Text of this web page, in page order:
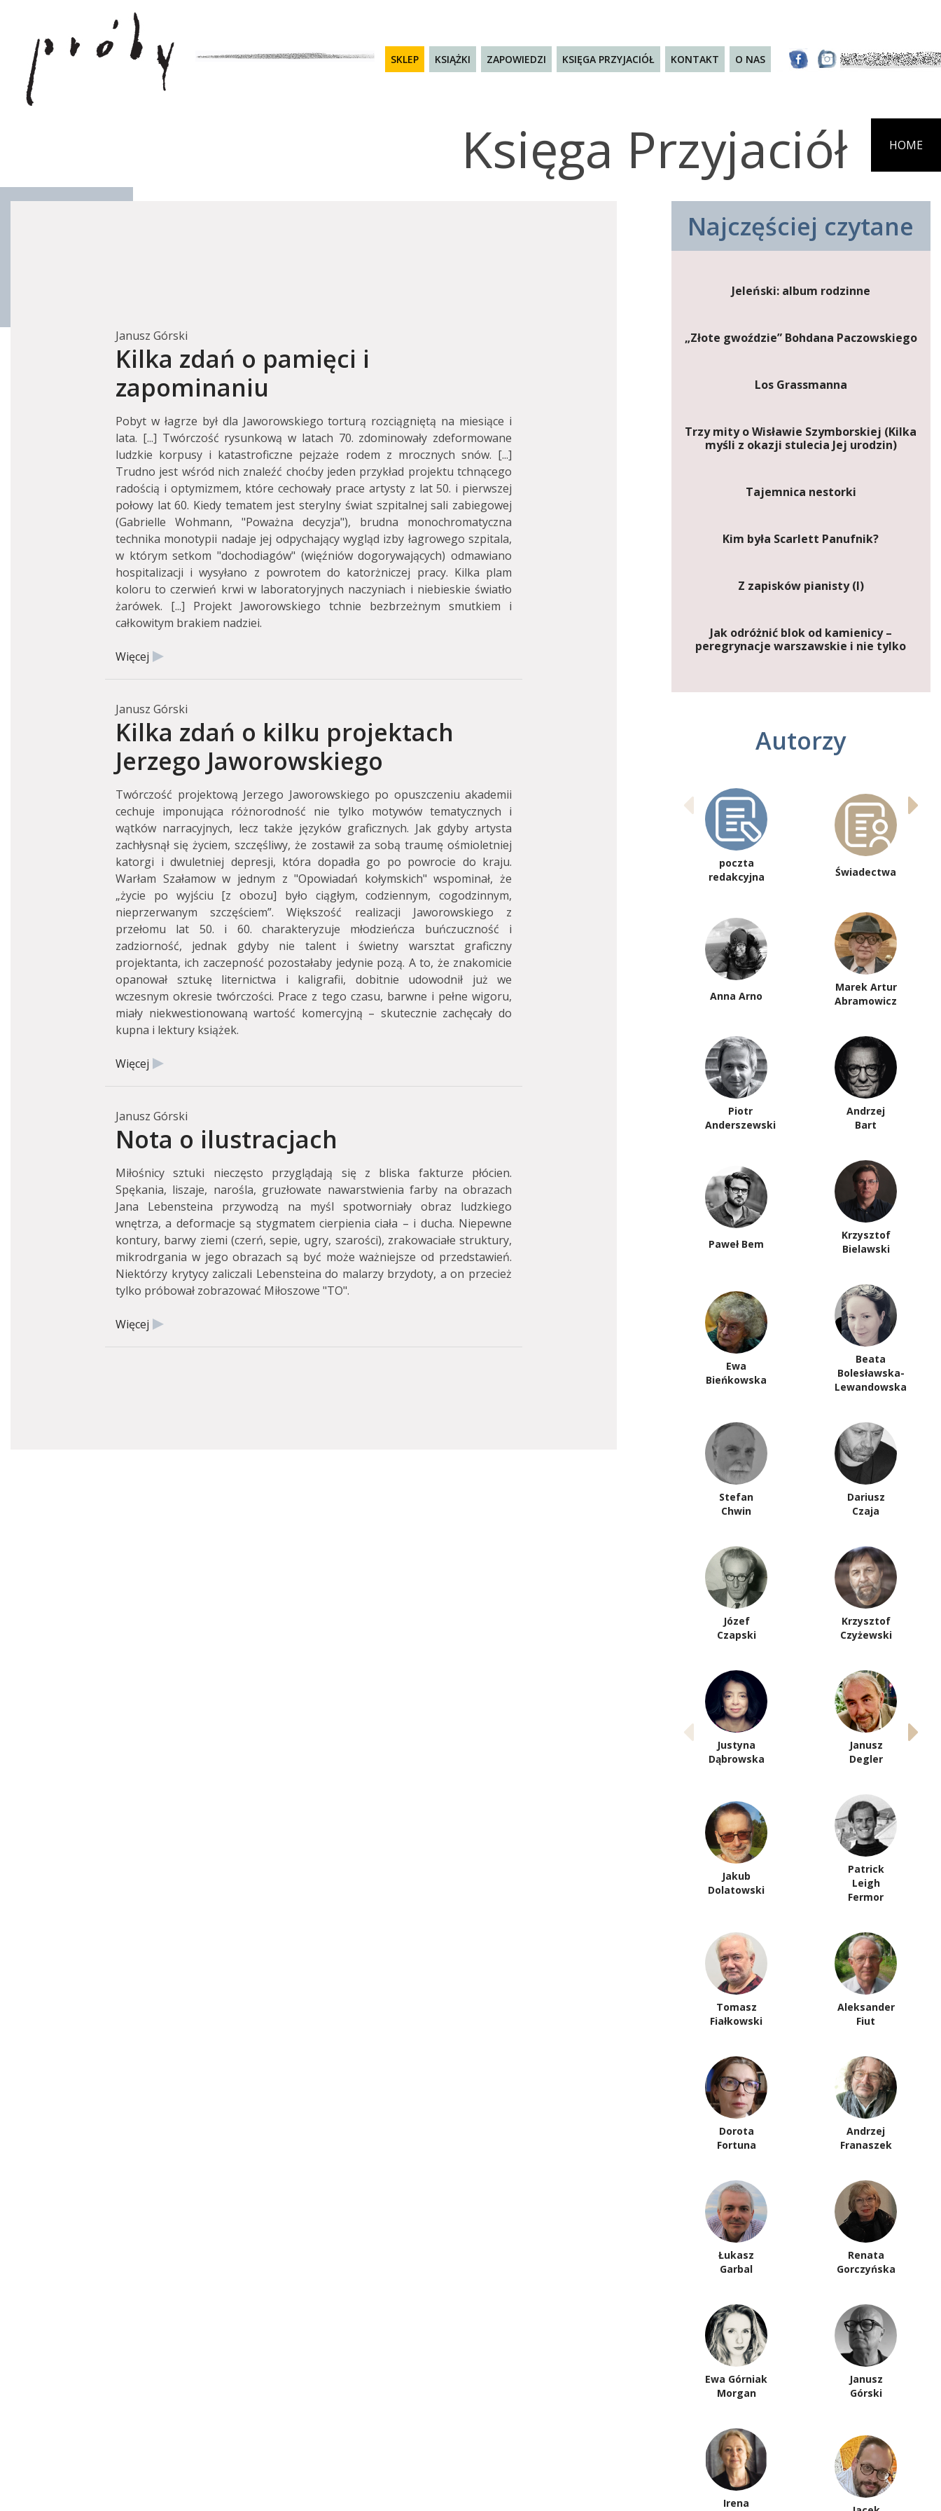
SKLEP KSIĄŻKI ZAPOWIEDZI KSIĘGA PRZYJACIÓŁ KONTAKT O NAS
HOME
Księga Przyjaciół
Janusz Górski
Kilka zdań o pamięci i
zapominaniu
Pobyt w łagrze był dla Jaworowskiego torturą rozciągniętą na miesiące i
lata. [...] Twórczość rysunkową w latach 70. zdominowały zdeformowane
ludzkie korpusy i katastroficzne pejzaże rodem z mrocznych snów. [...]
Trudno jest wśród nich znaleźć choćby jeden przykład projektu tchnącego
radością i optymizmem, które cechowały prace artysty z lat 50. i pierwszej
połowy lat 60. Kiedy tematem jest sterylny świat szpitalnej sali zabiegowej
(Gabrielle Wohmann, "Poważna decyzja"), brudna monochromatyczna
technika monotypii nadaje jej odpychający wygląd izby łagrowego szpitala,
w którym setkom "dochodiagów" (więźniów dogorywających) odmawiano
hospitalizacji i wysyłano z powrotem do katorżniczej pracy. Kilka plam
koloru to czerwień krwi w laboratoryjnych naczyniach i niebieskie światło
żarówek. [...] Projekt Jaworowskiego tchnie bezbrzeżnym smutkiem i
całkowitym brakiem nadziei.
Więcej
Janusz Górski
Kilka zdań o kilku projektach
Jerzego Jaworowskiego
Twórczość projektową Jerzego Jaworowskiego po opuszczeniu akademii
cechuje imponująca różnorodność nie tylko motywów tematycznych i
wątków narracyjnych, lecz także języków graficznych. Jak gdyby artysta
zachłysnął się życiem, szczęśliwy, że zostawił za sobą traumę ośmioletniej
katorgi i dwuletniej depresji, która dopadła go po powrocie do kraju.
Warłam Szałamow w jednym z "Opowiadań kołymskich" wspominał, że
„życie po wyjściu [z obozu] było ciągłym, codziennym, cogodzinnym,
nieprzerwanym szczęściem”. Większość realizacji Jaworowskiego z
przełomu lat 50. i 60. charakteryzuje młodzieńcza buńczuczność i
zadziorność, jednak gdyby nie talent i świetny warsztat graficzny
projektanta, ich zaczepność pozostałaby jedynie pozą. A to, że znakomicie
opanował sztukę liternictwa i kaligrafii, dobitnie udowodnił już we
wczesnym okresie twórczości. Prace z tego czasu, barwne i pełne wigoru,
miały niekwestionowaną wartość komercyjną – skutecznie zachęcały do
kupna i lektury książek.
Więcej
Janusz Górski
Nota o ilustracjach
Miłośnicy sztuki nieczęsto przyglądają się z bliska fakturze płócien.
Spękania, liszaje, narośla, gruzłowate nawarstwienia farby na obrazach
Jana Lebensteina przywodzą na myśl spotworniały obraz ludzkiego
wnętrza, a deformacje są stygmatem cierpienia ciała – i ducha. Niepewne
kontury, barwy ziemi (czerń, sepie, ugry, szarości), zrakowaciałe struktury,
mikrodrgania w jego obrazach są być może ważniejsze od przedstawień.
Niektórzy krytycy zaliczali Lebensteina do malarzy brzydoty, a on przecież
tylko próbował zobrazować Miłoszowe "TO".
Więcej
Najczęściej czytane
Jeleński: album rodzinne
„Złote gwoździe” Bohdana Paczowskiego
Los Grassmanna
Trzy mity o Wisławie Szymborskiej (Kilka
myśli z okazji stulecia Jej urodzin)
Tajemnica nestorki
Kim była Scarlett Panufnik?
Z zapisków pianisty (I)
Jak odróżnić blok od kamienicy –
peregrynacje warszawskie i nie tylko
Autorzy
poczta
redakcyjna
Świadectwa
Anna Arno
Marek Artur
Abramowicz
Piotr
Anderszewski
Andrzej
Bart
Paweł Bem
Krzysztof
Bielawski
Ewa
Bieńkowska
Beata
Bolesławska-
Lewandowska
Stefan
Chwin
Dariusz
Czaja
Józef
Czapski
Krzysztof
Czyżewski
Justyna
Dąbrowska
Janusz
Degler
Jakub
Dolatowski
Patrick
Leigh
Fermor
Tomasz
Fiałkowski
Aleksander
Fiut
Dorota
Fortuna
Andrzej
Franaszek
Łukasz
Garbal
Renata
Gorczyńska
Ewa Górniak
Morgan
Janusz
Górski
Irena